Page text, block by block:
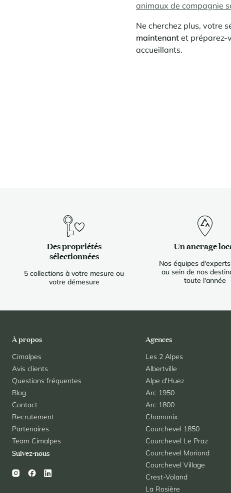
animaux de compagnie
Ne cherchez plus, votre
maintenant et préparez-
accueillants.
Des propriétés
sélectionnées
5 collections à votre mesure ou
votre démesure
Un ancrage
Nos équipes
au sein de nos
toute l'année
À propos
Cimalpes
Avis clients
Questions fréquentes
Blog
Contact
Recrutement
Partenaires
Team Cimalpes
Agences
Les 2 Alpes
Albertville
Alpe d'Huez
Arc 1950
Arc 1800
Chamonix
Courchevel 1850
Courchevel Le Praz
Courchevel Moriond
Courchevel Village
Crest-Voland
La Rosière
Suivez-nous